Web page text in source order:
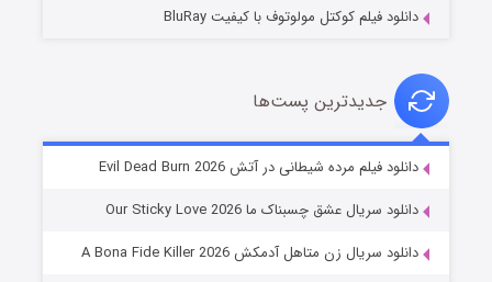
شوهر
دانلود فیلم کوکتل مولوتوف با کیفیت BluRay
جدیدترین پست‌ها
دانلود فیلم مرده شیطانی در آتش Evil Dead Burn 2026
دانلود سریال عشق چسبناک ما Our Sticky Love 2026
دانلود سریال زن متاهل آدمکش A Bona Fide Killer 2026